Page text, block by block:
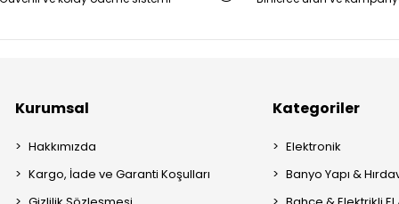
Kurumsal
Hakkımızda
Kargo, İade ve Garanti Koşulları
Kategoriler
Elektronik
Banyo Yapı &